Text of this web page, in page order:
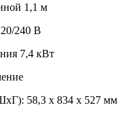
1,1 м
240 В
7,4 кВт
58,3 х 834 х 527 мм